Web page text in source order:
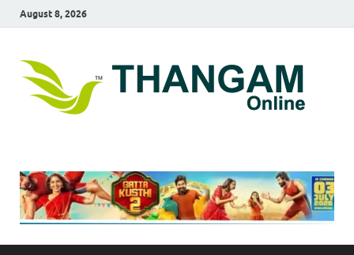
August 8, 2026